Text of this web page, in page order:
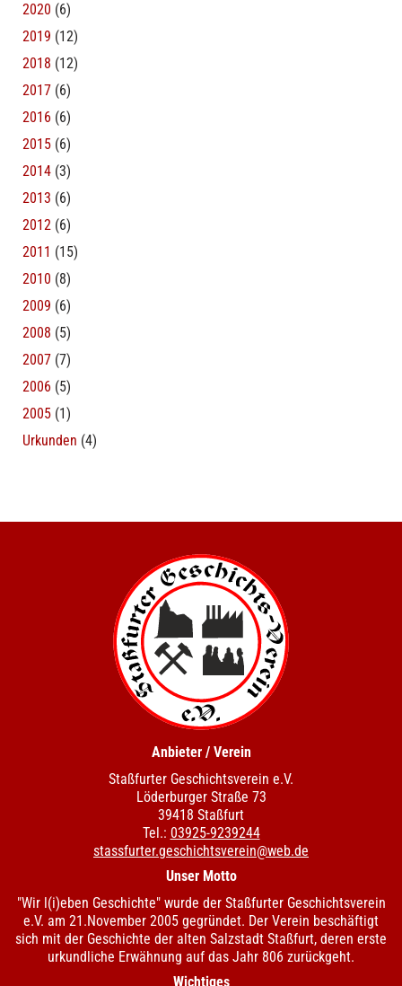
2020 (6)
2019 (12)
2018 (12)
2017 (6)
2016 (6)
2015 (6)
2014 (3)
2013 (6)
2012 (6)
2011 (15)
2010 (8)
2009 (6)
2008 (5)
2007 (7)
2006 (5)
2005 (1)
Urkunden (4)
Anbieter / Verein
Staßfurter Geschichtsverein e.V.
Löderburger Straße 73
39418 Staßfurt
Tel.: 03925-9239244
stassfurter.geschichtsverein@web.de
Unser Motto
"Wir l(i)eben Geschichte" wurde der Staßfurter Geschichtsverein
e.V. am 21.November 2005 gegründet. Der Verein beschäftigt
sich mit der Geschichte der alten Salzstadt Staßfurt, deren erste
urkundliche Erwähnung auf das Jahr 806 zurückgeht.
Wichtiges